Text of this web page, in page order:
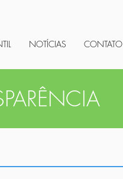
NOTÍCIAS CONTATO